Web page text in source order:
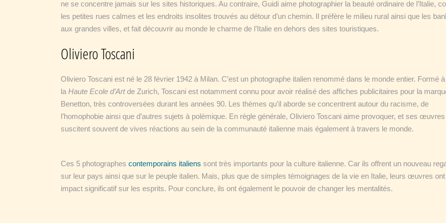
ne se concentre jamais sur les sites historiques. Au contraire, Guidi aime photographier la beauté ordinaire de l’Italie,
les petites rues calmes et les endroits insolites trouvés au détour d’un chemin. Il préfère le milieu rural ainsi que les
aux grandes villes, et fait découvrir au monde le charme de l’Italie en dehors des sites touristiques.
Oliviero Toscani
Oliviero Toscani est né le 28 février 1942 à Milan. C’est un photographe italien renommé dans le monde entier. Formé à
la Haute Ecole d’Artde Zurich, Toscani est notamment connu pour avoir réalisé des affiches publicitaires pour la
Benetton, très controversées durant les années 90. Les thèmes qu’il aborde se concentrent autour du racisme, de
l’homophobie ainsi que d’autres sujets à polémique. En règle générale, Oliviero Toscani aime provoquer, et ses œuvres
suscitent souvent de vives réactions au sein de la communauté italienne mais également à travers le monde.
Ces 5 photographes contemporains italiens sont très importants pour la culture italienne. Car ils offrent un nouveau
sur leur pays ainsi que sur le peuple italien. Mais, plus que de simples témoignages de la vie en Italie, leurs œuvres
impact significatif sur les esprits. Pour conclure, ils ont également le pouvoir de changer les mentalités.